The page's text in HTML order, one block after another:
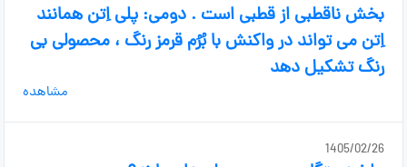
بخش ناقطبی از قطبی است . دومی: پلی اِتن همانند
اِتن می تواند در واکنش با بُرُم قرمز رنگ ، محصولی بی
رنگ تشکیل دهد
مشاهده
1405/02/26